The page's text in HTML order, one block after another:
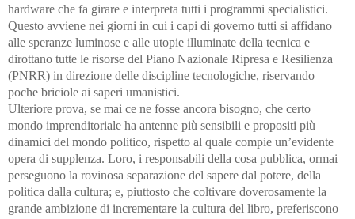
hardware che fa girare e interpreta tutti i programmi specialistici.
Questo avviene nei giorni in cui i capi di governo tutti si affidano
alle speranze luminose e alle utopie illuminate della tecnica e
dirottano tutte le risorse del Piano Nazionale Ripresa e Resilienza
(PNRR) in direzione delle discipline tecnologiche, riservando
poche briciole ai saperi umanistici.
Ulteriore prova, se mai ce ne fosse ancora bisogno, che certo
mondo imprenditoriale ha antenne più sensibili e propositi più
dinamici del mondo politico, rispetto al quale compie un’evidente
opera di supplenza. Loro, i responsabili della cosa pubblica, ormai
perseguono la rovinosa separazione del sapere dal potere, della
politica dalla cultura; e, piuttosto che coltivare doverosamente la
grande ambizione di incrementare la cultura del libro, preferiscono